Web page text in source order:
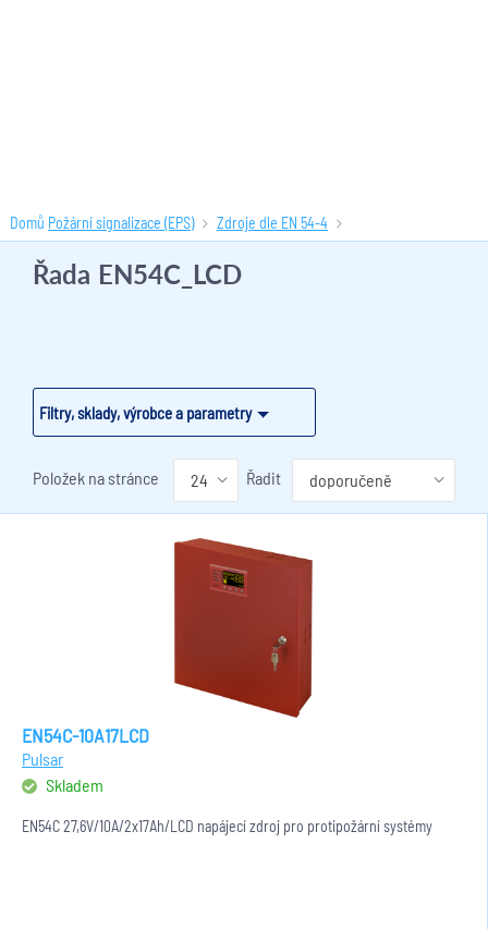
Domů Požární signalizace (EPS) Zdroje dle EN 54-4
Řada EN54C_LCD(7 produktů)
Filtry, sklady, výrobce a parametry
Řada EN54C_LCD
Položek na stránce Řadit
EN54C-10A17LCD
Pulsar
Skladem
EN54C 27,6V/10A/2x17Ah/LCD napájecí zdroj pro protipožární systémy